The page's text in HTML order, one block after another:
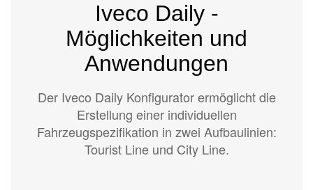
Iveco Daily -
Möglichkeiten und
Anwendungen
Der Iveco Daily Konfigurator ermöglicht die
Erstellung einer individuellen
Fahrzeugspezifikation in zwei Aufbaulinien:
Tourist Lineund City Line.